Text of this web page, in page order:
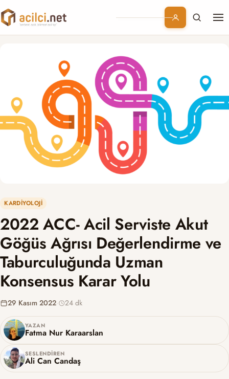
Branşlar
Konular
Kurumsal
Abonelik
KARDIYOLOJI
2022 ACC- Acil Serviste Akut
Göğüs Ağrısı Değerlendirme ve
Taburculuğunda Uzman
Konsensus Karar Yolu
YAZAN
Fatma Nur Karaarslan
SESLENDIREN
Ali Can Candaş
29 Kasım 2022· 24 dk